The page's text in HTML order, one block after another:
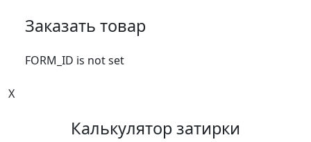
Заказать товар
FORM_ID is not set
X
Калькулятор затирки